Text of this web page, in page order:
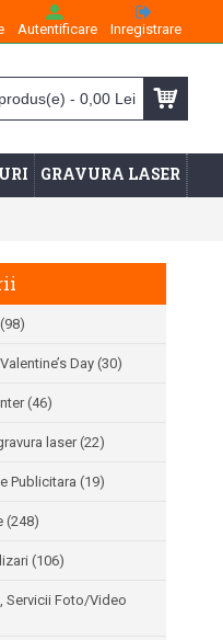
Autentificare Inregistrare
- 0,00 Lei
GRAVURA LASER
Day (30)
(46)
laser (22)
Publicitara (19)
(248)
(106)
Servicii Foto/Video